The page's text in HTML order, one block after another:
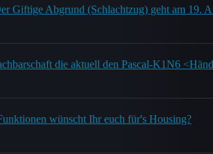
Giftige Abgrund (Schlachtzug) geht am 19.
die aktuell den Pascal-K1N6
wünscht Ihr euch für's Housing?